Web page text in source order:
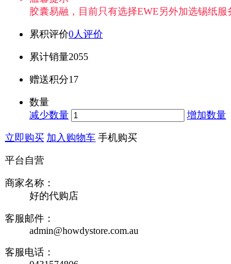
胶囊易融，目前只有选择EWE另外加选锡纸
累积评价0人评价
累计销量2055
赠送积分17
数量
减少数量
增加数量
立即购买 加入购物车 手机购买
平台自营
商家名称：
好的代购店
客服邮件：
admin@howdystore.com.au
客服电话：